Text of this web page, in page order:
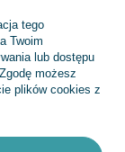
VAT).
tego
Twoim
lub dostępu
możesz
plików cookies z